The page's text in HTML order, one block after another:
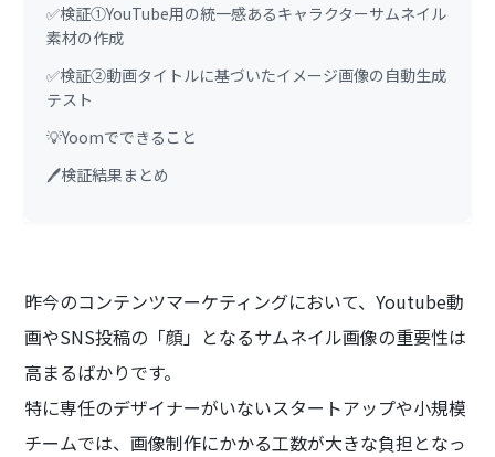
✅検証①YouTube用の統一感あるキャラクターサムネイル
素材の作成
✅検証②動画タイトルに基づいたイメージ画像の自動生成
テスト
💡Yoomでできること
🖊️検証結果まとめ
昨今のコンテンツマーケティングにおいて、Youtube動
画やSNS投稿の「顔」となるサムネイル画像の重要性は
高まるばかりです。
特に専任のデザイナーがいないスタートアップや小規模
チームでは、画像制作にかかる工数が大きな負担となっ